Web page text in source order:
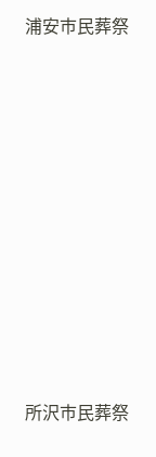
浦安市民葬祭
所沢市民葬祭